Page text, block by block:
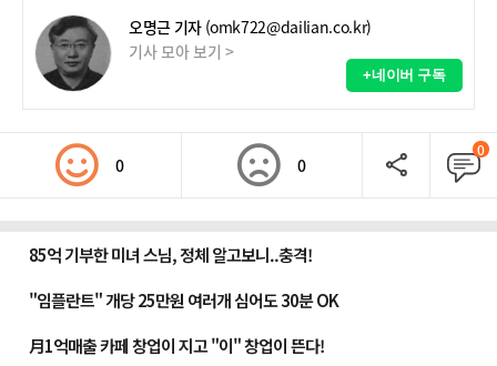
오명근 기자 (omk722@dailian.co.kr)
기사 모아 보기 >
+네이버 구독
0 0
0